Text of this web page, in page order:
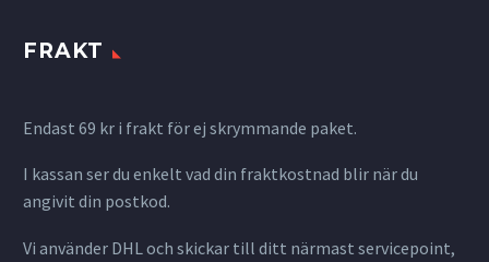
FRAKT
Endast 69 kr i frakt för ej skrymmande paket.
I kassan ser du enkelt vad din fraktkostnad blir när du
angivit din postkod.
Vi använder DHL och skickar till ditt närmast servicepoint,